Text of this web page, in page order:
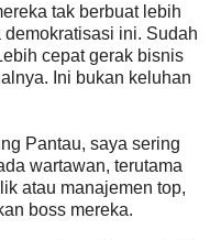
tak berbuat lebih
ini. Sudah
cepat gerak bisnis
Ini bukan keluhan
Pantau, saya sering
wartawan, terutama
atau manajemen top,
boss mereka.